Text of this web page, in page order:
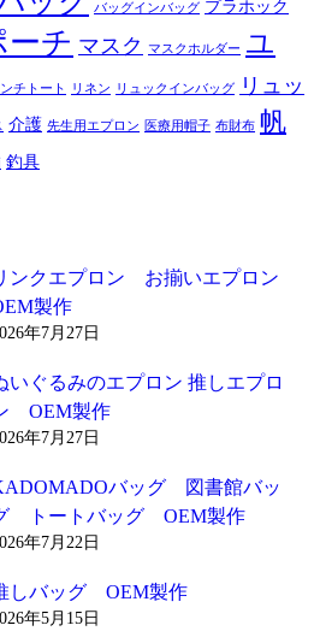
バッグインバッグ プラホック
ーチ マスク マスクホルダー ユ
チトート リネン リュックインバッグ
リュッ
介護 先生用エプロン 医療用帽子 布財布 帆
釣具
ンクエプロン お揃いエプロン
製作
年7月27日
いぐるみのエプロン 推しエプロ
OEM製作
年7月27日
バッグ 図書館バッ
トートバッグ OEM製作
年7月22日
しバッグ OEM製作
年5月15日